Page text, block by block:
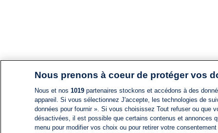
Nous prenons à coeur de protéger vos
Nous et nos 1019partenaires stockons et accédons à des
appareil. Si vous sélectionnez J'accepte, les technologies de
données pour fournir ». Si vous choisissez Tout refuser ou
désactivées, il est possible que certains contenus et annonces
menu pour modifier vos choix ou pour retirer votre